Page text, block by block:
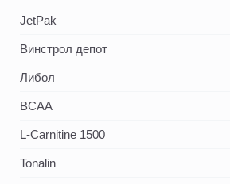
JetPak
Винстрол депот
Либол
BCAA
L-Carnitine 1500
Tonalin